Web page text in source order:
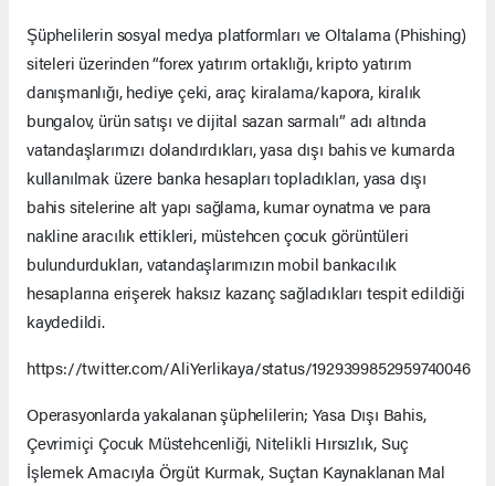
Şüphelilerin sosyal medya platformları ve Oltalama (Phishing)
siteleri üzerinden “forex yatırım ortaklığı, kripto yatırım
danışmanlığı, hediye çeki, araç kiralama/kapora, kiralık
bungalov, ürün satışı ve dijital sazan sarmalı” adı altında
vatandaşlarımızı dolandırdıkları, yasa dışı bahis ve kumarda
kullanılmak üzere banka hesapları topladıkları, yasa dışı
bahis sitelerine alt yapı sağlama, kumar oynatma ve para
nakline aracılık ettikleri, müstehcen çocuk görüntüleri
bulundurdukları, vatandaşlarımızın mobil bankacılık
hesaplarına erişerek haksız kazanç sağladıkları tespit edildiği
kaydedildi.
https://twitter.com/AliYerlikaya/status/1929399852959740046
Operasyonlarda yakalanan şüphelilerin; Yasa Dışı Bahis,
Çevrimiçi Çocuk Müstehcenliği, Nitelikli Hırsızlık, Suç
İşlemek Amacıyla Örgüt Kurmak, Suçtan Kaynaklanan Mal